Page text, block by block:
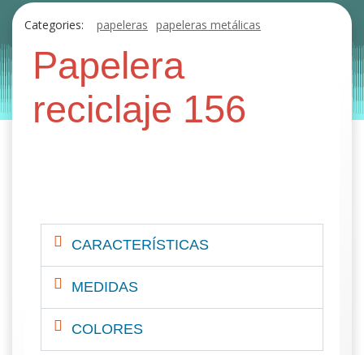
Categories: papeleras papeleras metálicas
Entorno | on octubre 30, 2019
Papelera
reciclaje 156
CARACTERÍSTICAS
MEDIDAS
COLORES